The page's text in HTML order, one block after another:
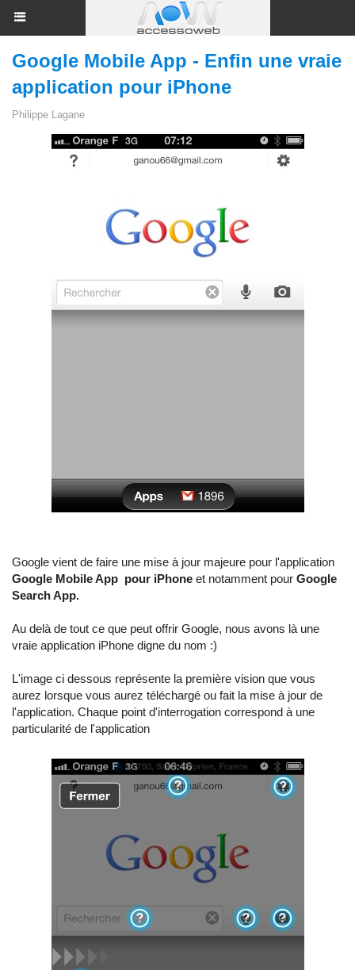
Google Mobile App - Enfin une vraie
application pour iPhone
Philippe Lagane
Google vient de faire une mise à jour majeure pour l'application
Google Mobile App pour iPhone et notamment pour Google
Search App.
Au delà de tout ce que peut offrir Google, nous avons là une
vraie application iPhone digne du nom :)
L'image ci dessous représente la première vision que vous
aurez lorsque vous aurez téléchargé ou fait la mise à jour de
l'application. Chaque point d'interrogation correspond à une
particularité de l'application